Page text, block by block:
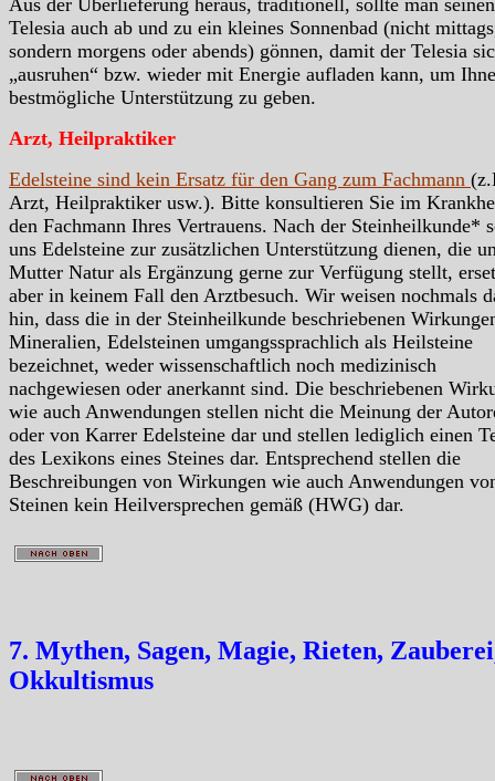
Telesia auch ab und zu ein kleines Sonnenbad (nicht
sondern morgens oder abends) gönnen, damit der Telesia
„ausruhen“ bzw. wieder mit Energie aufladen kann, um
bestmögliche Unterstützung zu geben.
Arzt, Heilpraktiker
Edelsteine sind kein Ersatz für den Gang zum Fachmann
Arzt, Heilpraktiker usw.). Bitte konsultieren Sie im
den Fachmann Ihres Vertrauens. Nach der Steinheilkunde*
uns Edelsteine zur zusätzlichen Unterstützung dienen, die
Mutter Natur als Ergänzung gerne zur Verfügung stellt,
aber in keinem Fall den Arztbesuch. Wir weisen nochmals
hin, dass die in der Steinheilkunde beschriebenen
Mineralien, Edelsteinen umgangssprachlich als Heilsteine
bezeichnet, weder wissenschaftlich noch medizinisch
nachgewiesen oder anerkannt sind. Die beschriebenen
wie auch Anwendungen stellen nicht die Meinung der
oder von Karrer Edelsteine dar und stellen lediglich einen
des Lexikons eines Steines dar. Entsprechend stellen die
Beschreibungen von Wirkungen wie auch Anwendungen
Steinen kein Heilversprechen gemäß (HWG) dar.
7. Mythen, Sagen, Magie, Rieten,
Okkultismus